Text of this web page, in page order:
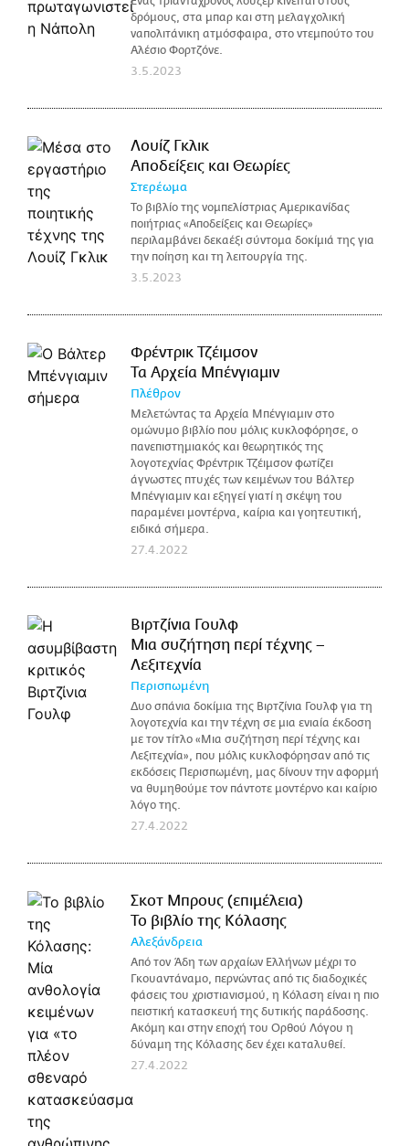
δρόμους, στα μπαρ και στη μελαγχολική
ναπολιτάνικη ατμόσφαιρα, στο ντεμπούτο του
Αλέσιο Φορτζόνε.
3.5.2023
Λουίζ Γκλικ
Αποδείξεις και Θεωρίες
Στερέωμα
Το βιβλίο της νομπελίστριας Αμερικανίδας
ποιήτριας «Αποδείξεις και Θεωρίες»
περιλαμβάνει δεκαέξι σύντομα δοκίμιά της για
την ποίηση και τη λειτουργία της.
3.5.2023
Φρέντρικ Τζέιμσον
Τα Αρχεία Μπένγιαμιν
Πλέθρον
Μελετώντας τα Αρχεία Μπένγιαμιν στο
ομώνυμο βιβλίο που μόλις κυκλοφόρησε, ο
πανεπιστημιακός και θεωρητικός της
λογοτεχνίας Φρέντρικ Τζέιμσον φωτίζει
άγνωστες πτυχές των κειμένων του Βάλτερ
Μπένγιαμιν και εξηγεί γιατί η σκέψη του
παραμένει μοντέρνα, καίρια και γοητευτική,
ειδικά σήμερα.
27.4.2022
Βιρτζίνια Γουλφ
Μια συζήτηση περί τέχνης –
Λεξιτεχνία
Περισπωμένη
Δυο σπάνια δοκίμια της Βιρτζίνια Γουλφ για τη
λογοτεχνία και την τέχνη σε μια ενιαία έκδοση
με τον τίτλο «Μια συζήτηση περί τέχνης και
Λεξιτεχνία», που μόλις κυκλοφόρησαν από τις
εκδόσεις Περισπωμένη, μας δίνουν την αφορμή
να θυμηθούμε τον πάντοτε μοντέρνο και καίριο
λόγο της.
27.4.2022
Σκοτ Μπρους (επιμέλεια)
Το βιβλίο της Κόλασης
Αλεξάνδρεια
Από τον Άδη των αρχαίων Ελλήνων μέχρι το
Γκουαντάναμο, περνώντας από τις διαδοχικές
φάσεις του χριστιανισμού, η Κόλαση είναι η πιο
πειστική κατασκευή της δυτικής παράδοσης.
Ακόμη και στην εποχή του Ορθού Λόγου η
δύναμη της Κόλασης δεν έχει καταλυθεί.
27.4.2022